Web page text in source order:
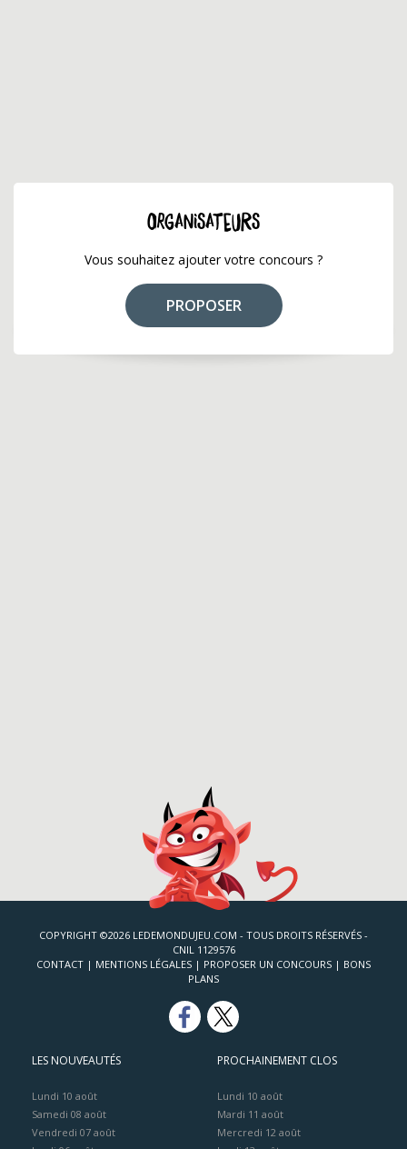
ORGANISATEURS
Vous souhaitez ajouter votre concours ?
PROPOSER
COPYRIGHT ©2026 LEDEMONDUJEU.COM - TOUS DROITS RÉSERVÉS -
CNIL 1129576
CONTACT | MENTIONS LÉGALES | PROPOSER UN CONCOURS | BONS
PLANS
LES NOUVEAUTÉS
Lundi 10 août
Samedi 08 août
Vendredi 07 août
PROCHAINEMENT CLOS
Lundi 10 août
Mardi 11 août
Mercredi 12 août